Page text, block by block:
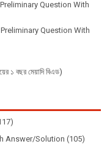
Preliminary Question With
Preliminary Question With
১ বছর মেয়াদি বিএড)
Answer/Solution (105)